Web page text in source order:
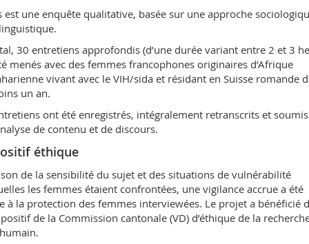
est une enquête qualitative, basée sur une approche
30 entretiens approfondis (d’une durée variant entre 2 et 3
menés avec des femmes francophones originaires d’Afrique
vivant avec le VIH/sida et résidant en Suisse romande
un an.
ont été enregistrés, intégralement retranscrits et
de contenu et de discours.
éthique
de la sensibilité du sujet et des situations de vulnérabilité
les femmes étaient confrontées, une vigilance accrue a été
à la protection des femmes interviewées. Le projet a bénéficié
positif de la Commission cantonale (VD) d’éthique de la